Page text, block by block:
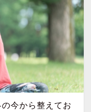
今から整えてお